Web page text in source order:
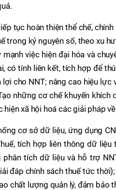
tục hoàn thiện thể chế,
trong kỷ nguyên số, theo xu
việc hiện đại hóa và
có tính liên kết, tích hợp để
cho NNT; nâng cao hiệu
những cơ chế khuyến
xã hội hoá các giải pháp
cơ sở dữ liệu, ứng dụng
tích hợp liên thông dữ
tích dữ liệu và hỗ trợ
đáp chính sách thuế tức
chất lượng quản lý, đảm bảo